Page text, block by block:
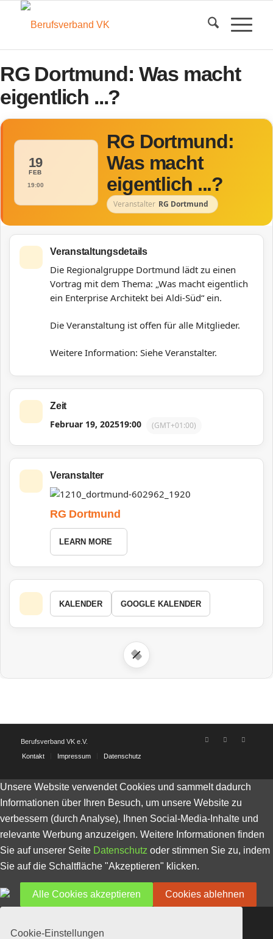
RG Dortmund: Was macht
eigentlich ...?
19
FEB
19:00
RG Dortmund:
Was macht
eigentlich ...?
Veranstalter RG Dortmund
Veranstaltungsdetails
Die Regionalgruppe Dortmund lädt zu einen
Vortrag mit dem Thema: „Was macht eigentlich
ein Enterprise Architekt bei Aldi-Süd“ ein.
Die Veranstaltung ist offen für alle Mitglieder.
Weitere Information: Siehe Veranstalter.
Zeit
Februar 19, 202519:00 (GMT+01:00)
Veranstalter
RG Dortmund
LEARN MORE
KALENDER GOOGLE KALENDER
Berufsverband VK e.V.
Kontakt
Impressum Datenschutz
Unsere Website verwendet Cookies und sammelt dadurch
Informationen über Ihren Besuch, um unsere Website zu
verbessern (durch Analyse), Ihnen Social-Media-Inhalte und
relevante Werbung anzuzeigen. Weitere Informationen finden
Sie auf unserer Seite Datenschutz oder stimmen Sie zu, indem
Sie auf die Schaltfläche "Akzeptieren" klicken.
Alle Cookies akzeptieren Cookies ablehnen
Cookie-Einstellungen